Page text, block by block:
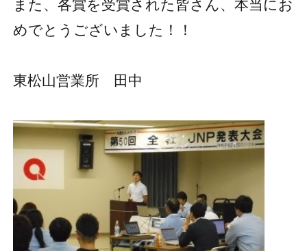
また、各賞を受賞された皆さん、本当にお
めでとうございました！！
東松山営業所 田中